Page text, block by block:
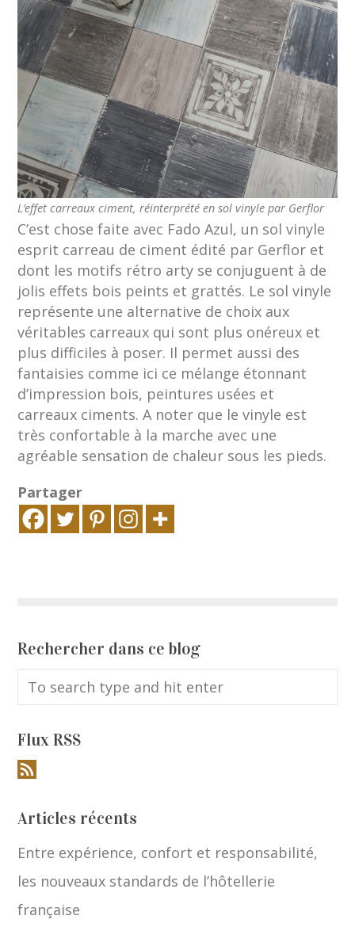
L’effet carreaux ciment, réinterprété en sol vinyle par Gerflor
C’est chose faite avec Fado Azul, un sol vinyle
esprit carreau de ciment édité par Gerflor et
dont les motifs rétro arty se conjuguent à de
jolis effets bois peints et grattés. Le sol vinyle
représente une alternative de choix aux
véritables carreaux qui sont plus onéreux et
plus difficiles à poser. Il permet aussi des
fantaisies comme ici ce mélange étonnant
d’impression bois, peintures usées et
carreaux ciments. A noter que le vinyle est
très confortable à la marche avec une
agréable sensation de chaleur sous les pieds.
Partager
Rechercher dans ce blog
Flux RSS
Articles récents
Entre expérience, confort et responsabilité,
les nouveaux standards de l’hôtellerie
française